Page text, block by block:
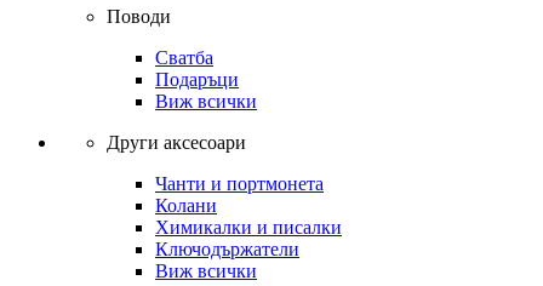
Поводи
Сватба
Подаръци
Виж всички
Други аксесоари
Чанти и портмонета
Колани
Химикалки и писалки
Ключодържатели
Виж всички